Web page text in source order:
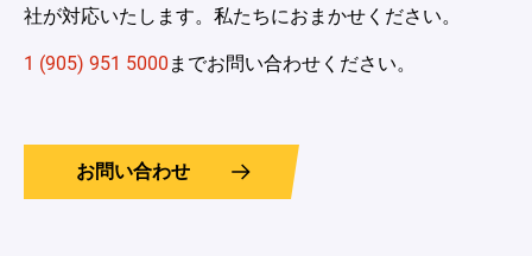
社が対応いたします。私たちにおまかせください。
1 (905) 951 5000 までお問い合わせください。
お問い合わせ